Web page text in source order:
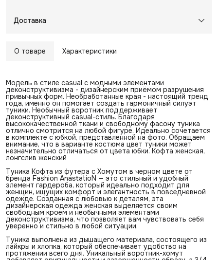
Доставка
О товаре Характеристики
Модель в стиле casual с модными элементами
деконструктивизма - дизайнерским приёмом разрушения
привычных форм. Необработанные края - настоящий тренд
года, именно он помогает создать гармоничный силуэт
туники. Необычный воротник поддерживает
деконструктивный casual-стиль. Благодаря
высококачественной ткани и свободному фасону туника
отлично смотрится на любой фигуре. Идеально сочетается
в комплекте с юбкой, представленной на фото. Обращаем
внимание, что в варианте костюма цвет туники может
незначительно отличаться от цвета юбки. Кофта женская,
лонгслив женский
Туника Кофта из футера с Хомутом в черном цвете от
бренда Fashion AnastatioN — это стильный и удобный
элемент гардероба, который идеально подходит для
женщин, ищущих комфорт и элегантность в повседневной
одежде. Созданная с любовью к деталям, эта
дизайнерская одежда женская выделяется своим
свободным кроем и необычными элементами
деконструктивизма, что позволяет вам чувствовать себя
уверенно и стильно в любой ситуации.
Туника выполнена из дышащего материала, состоящего из
лайкры и хлопка, который обеспечивает удобство на
протяжении всего дня. Уникальный воротник-хомут